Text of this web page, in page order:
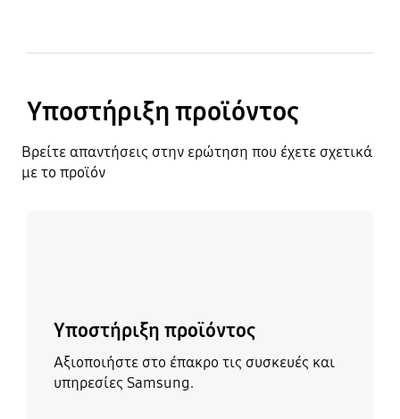
Υποστήριξη προϊόντος
Βρείτε απαντήσεις στην ερώτηση που έχετε σχετικά
με το προϊόν
Υποστήριξη προϊόντος
Αξιοποιήστε στο έπακρο τις συσκευές και
υπηρεσίες Samsung.